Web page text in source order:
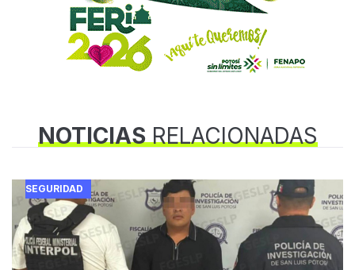
NOTICIASRELACIONADAS
SEGURIDAD